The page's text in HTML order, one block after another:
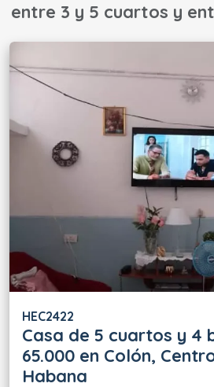
entre 3 y 5 cuartos y
HEC2422
Casa de 5 cuartos y 4
65.000 en Colón,
Habana